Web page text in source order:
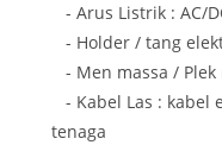
- Arus Listrik : AC/
- Holder / tang
- Men massa / Plek
- Kabel Las : kabel
tenaga